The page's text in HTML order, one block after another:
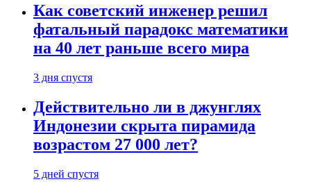
Как советский инженер решил
фатальный парадокс математики
на 40 лет раньше всего мира
3 дня спустя
Действительно ли в джунглях
Индонезии скрыта пирамида
возрастом 27 000 лет?
5 дней спустя